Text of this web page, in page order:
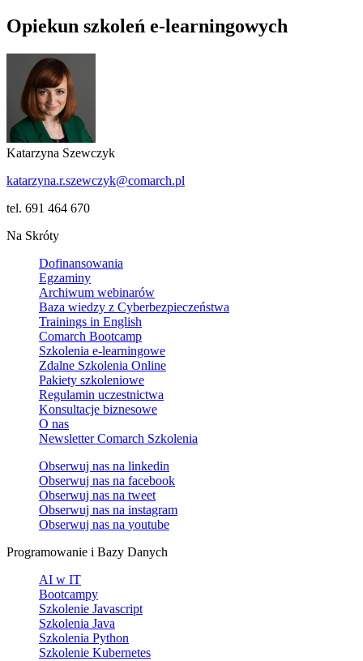
Opiekun szkoleń e-learningowych
Katarzyna Szewczyk
katarzyna.r.szewczyk@comarch.pl
tel. 691 464 670
Na Skróty
Dofinansowania
Egzaminy
Archiwum webinarów
Baza wiedzy z Cyberbezpieczeństwa
Trainings in English
Comarch Bootcamp
Szkolenia e-learningowe
Zdalne Szkolenia Online
Pakiety szkoleniowe
Regulamin uczestnictwa
Konsultacje biznesowe
O nas
Newsletter Comarch Szkolenia
Obserwuj nas na linkedin
Obserwuj nas na facebook
Obserwuj nas na tweet
Obserwuj nas na instagram
Obserwuj nas na youtube
Programowanie i Bazy Danych
AI w IT
Bootcampy
Szkolenie Javascript
Szkolenia Java
Szkolenia Python
Szkolenie Kubernetes